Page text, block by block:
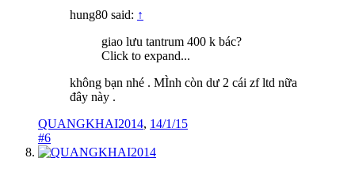
hung80 said: ↑
giao lưu tantrum 400 k bác?
Click to expand...
không bạn nhé . MÌnh còn dư 2 cái zf ltd nữa
đây này .
QUANGKHAI2014, 14/1/15
#6